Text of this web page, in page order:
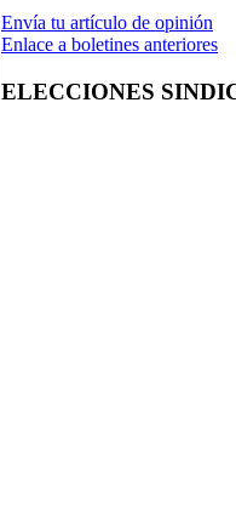
Envía tu artículo de opinión
Enlace a boletines anteriores
ELECCIONES